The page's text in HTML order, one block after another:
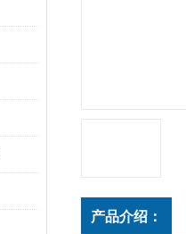
产品介绍：